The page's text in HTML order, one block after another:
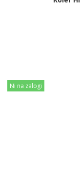
Ni na zalogi